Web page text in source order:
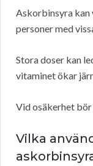
Askorbinsyra kan
personer med
Stora doser kan
vitaminet ökar
Vid osäkerhet bör
Vilka